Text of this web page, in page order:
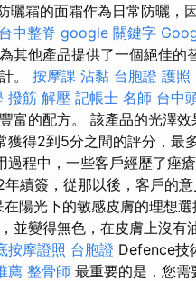
曬霜的面霜作為日常防曬，
台中整脊 google 關鍵字
其他產品提供了一個絕佳
。 按摩課 沾黏 台胞證 護照
撥筋 解壓 記帳士 名師 台中
富的配方。 該產品的光澤
獲得2到5分之間的評分，最
過程中，一些客戶經歷了痤
續簽，從那以後，客戶的
陽光下的敏感皮膚的理想
並變得無色，在皮膚上沒
按摩證照 台胞證 Defence技
薦 整骨師 最重要的是，您